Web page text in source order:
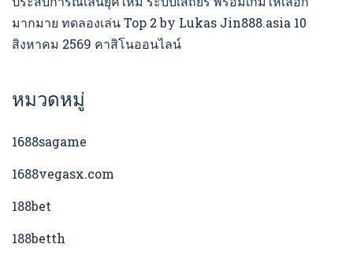
มากมาย ทดลองเล่น Top 2 by Lukas Jin888.asia 10
สิงหาคม 2569 คาสิโนออนไลน์
หมวดหมู่
1688sagame
1688vegasx.com
188bet
188betth